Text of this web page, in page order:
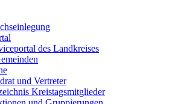
des Landkreises
und Vertreter
Kreistagsmitglieder